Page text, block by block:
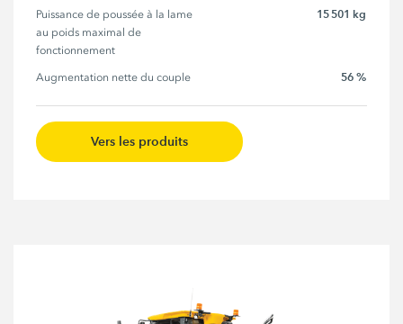
Puissance de poussée à la lame
au poids maximal de
fonctionnement
15 501 kg
Augmentation nette du couple 56 %
Vers les produits